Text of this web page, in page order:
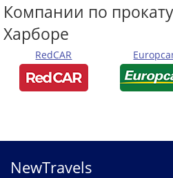
Компании по
Харборе
RedCAR
NewTravels